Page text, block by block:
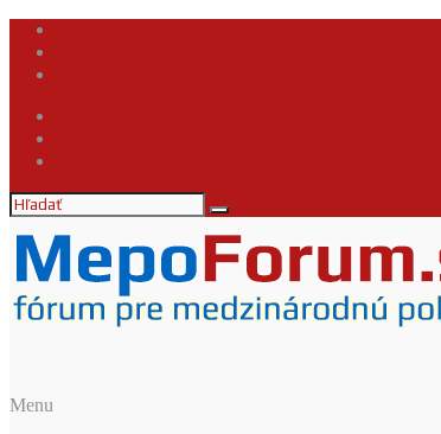
Menu